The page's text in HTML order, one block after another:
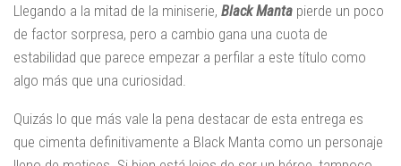
Llegando a la mitad de la miniserie, Black Manta pierde un poco
de factor sorpresa, pero a cambio gana una cuota de
estabilidad que parece empezar a perfilar a este título como
algo más que una curiosidad.
Quizás lo que más vale la pena destacar de esta entrega es
que cimenta definitivamente a Black Manta como un personaje